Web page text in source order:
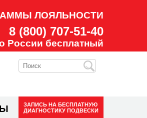
ЛОЯЛЬНОСТИ
8 (800) 707-51-40
России бесплатный
ЗАПИСЬ НА БЕСПЛАТНУЮ
ДИАГНОСТИКУ ПОДВЕСКИ